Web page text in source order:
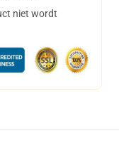
niet wordt